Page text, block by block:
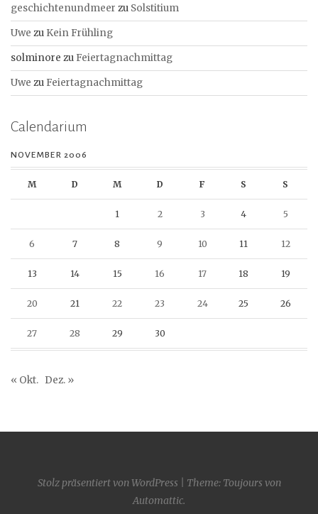
geschichtenundmeer zu Solstitium
Uwe zu Kein Frühling
solminore zu Feiertagnachmittag
Uwe zu Feiertagnachmittag
Calendarium
NOVEMBER 2006
M D M D F S S
1 2 3 4 5
6 7 8 9 10 11 12
13 14 15 16 17 18 19
20 21 22 23 24 25 26
27 28 29 30
« Okt. Dez. »
Stolz präsentiert von WordPress
Theme: Toujours von
Automattic.